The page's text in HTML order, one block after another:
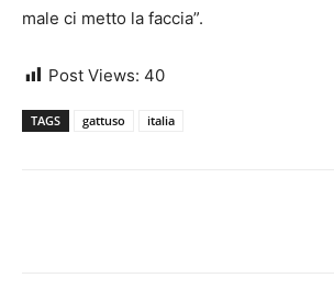
male ci metto la faccia”.
Post Views: 40
TAGS gattuso italia